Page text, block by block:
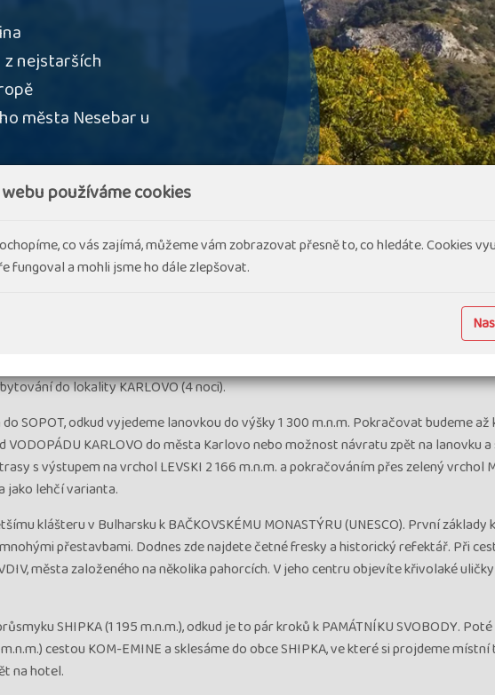
nejstarších
města Nesebar u
do lokality KARLOVO (4 noci).
SOPOT, odkud vyjedeme lanovkou do výšky 1 300 m.n.m. Pokračovat budeme až
VODOPÁDU KARLOVO do města Karlovo nebo možnost návratu zpět na lanovku
s výstupem na vrchol LEVSKI 2 166 m.n.m. a pokračováním přes zelený vrchol
jako lehčí varianta.
klášteru v Bulharsku k BAČKOVSKÉMU MONASTÝRU (UNESCO). První
přestavbami. Dodnes zde najdete četné fresky a historický refektář. Při
města založeného na několika pahorcích. V jeho centru objevíte křivolaké
SHIPKA (1 195 m.n.m.), odkud je to pár kroků k PAMÁTNÍKU SVOBODY.
cestou KOM-EMINE a sklesáme do obce SHIPKA, ve které si projdeme
na hotel.
používáme cookies
co vás zajímá, můžeme vám zobrazovat přesně to, co hledáte. Cookies
fungoval a mohli jsme ho dále zlepšovat.